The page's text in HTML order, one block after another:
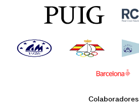
Colaboradores